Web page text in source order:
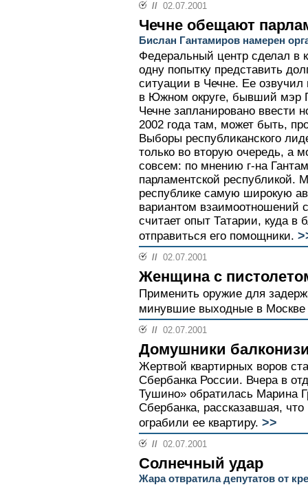
// 02.07.2001
Чечне обещают
Бислан Гантамиров намерен
Федеральный центр сделал в
одну попытку представить
ситуации в Чечне. Ее
в Южном округе, бывший мэр
Чечне запланировано ввести
2002 года там, может быть,
Выборы республиканского
только во вторую очередь, а
совсем: по мнению г-на
парламентской республикой.
республике самую широкую
вариантом взаимоотношений
считает опыт Татарии, куда
отправиться его помощники.
// 02.07.2001
Женщина с
Применить оружие для
минувшие выходные в
// 02.07.2001
Домушники
Жертвой квартирных воров
Сбербанка России. Вчера в
Тушино» обратилась Марина
Сбербанка, рассказавшая,
ограбили ее квартиру. >>
// 02.07.2001
Солнечный удар
Жара отвратила депутатов от